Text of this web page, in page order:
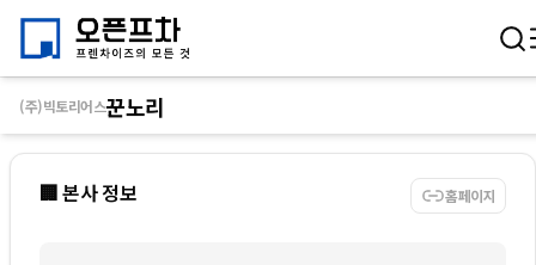
🏢 본사 정보 홈페이지
(주)빅토리어스꾼노리